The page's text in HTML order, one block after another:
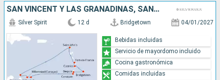
SAN VINCENT Y LAS GRANADINAS, SANTA LUCIA, BARBADOS, ARUBA, ANTIGUA Y BARBUDA
Silver Spirit 12 d Bridgetown 04/01/2027
Bebidas incluidas
Servicio de mayordomo incluido
Cocina gastronómica
Comidas incluidas